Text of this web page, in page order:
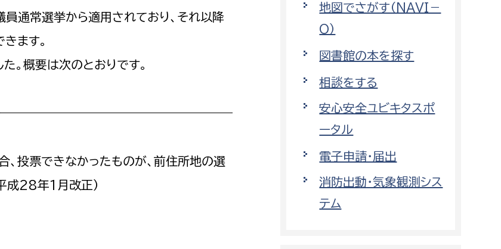
地域経済
都市基盤
行政経営
観光
小田原のことを知りたい
イベント・講座などに参加したい
まちづくりに関わりたい
文化政策課
図書館
小田原城総合管理事務所
環境政策課
ゼロカーボン推進課
環境保護課
課
都市政策課
通常選挙から適用されており、それ以降
ます。
。概要は次のとおりです。
投票できなかったものが、前住所地の選
成28年1月改正）
地図でさがす（NAVI－
O）
図書館の本を探す
相談をする
安心安全ユビキタスポ
ータル
電子申請・届出
消防出動・気象観測シス
テム